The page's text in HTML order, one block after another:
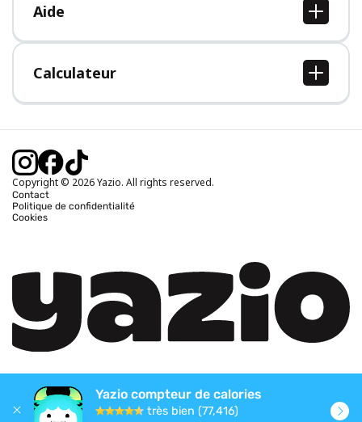
Aide
Centre d'aide
Calculateur
Calcul IMC
Calcul poids idéal
Calcul calories brûlées
Copyright © 2026 Yazio. All rights reserved.
Contact
Politique de confidentialité
Cookies
Yazio compteur de calories
très bien (77,416)